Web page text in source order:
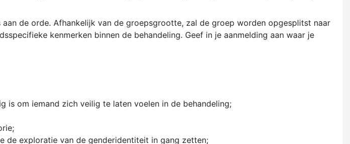
de orde. Afhankelijk van de groepsgrootte, zal de groep worden opgesplitst naar
kenmerken binnen de behandeling. Geef in je aanmelding aan waar je
om iemand zich veilig te laten voelen in de behandeling;
de exploratie van de genderidentiteit in gang zetten;